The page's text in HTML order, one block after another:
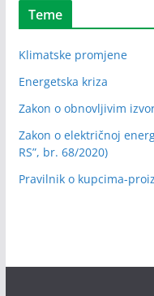
Teme
Klimatske promjene
Energetska kriza
Zakon o obnovljivim
Zakon o električnoj
RS”, br. 68/2020)
Pravilnik o kupcima-